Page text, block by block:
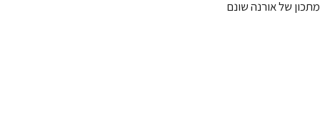
מתכון של אורנה שונם